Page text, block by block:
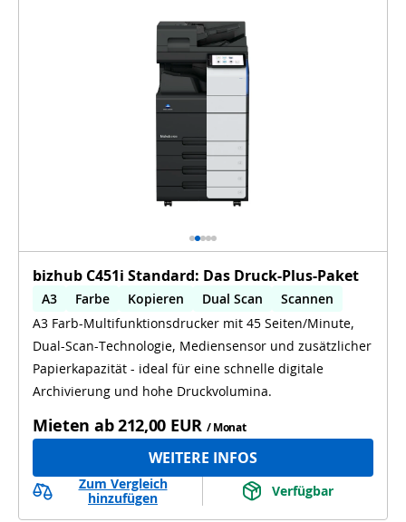
bizhub C451i Standard: Das Druck-Plus-Paket
A3 Farbe Kopieren Dual Scan
Scannen
OCR
A3 Farb-Multifunktionsdrucker mit 45 Seiten/Minute,
Dual-Scan-Technologie, Mediensensor und zusätzlicher
Papierkapazität - ideal für eine schnelle digitale
Archivierung und hohe Druckvolumina.
Mieten ab212,00 EUR / Monat
WEITERE INFOS
Zum Vergleich
hinzufügen
Verfügbar